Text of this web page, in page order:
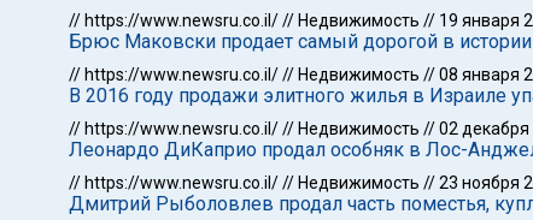
// https://www.newsru.co.il/// Недвижимость // 19 января
Брюс Маковски продает самый дорогой в
// https://www.newsru.co.il/// Недвижимость //08 января
В 2016 году продажи элитного жилья в Израиле
// https://www.newsru.co.il/// Недвижимость //02 декабря
Леонардо ДиКаприо продал особняк в Лос-
// https://www.newsru.co.il/// Недвижимость //23 ноября
Дмитрий Рыболовлев продал часть поместья,